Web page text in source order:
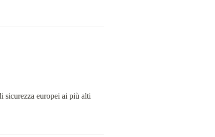
sicurezza europei ai più alti